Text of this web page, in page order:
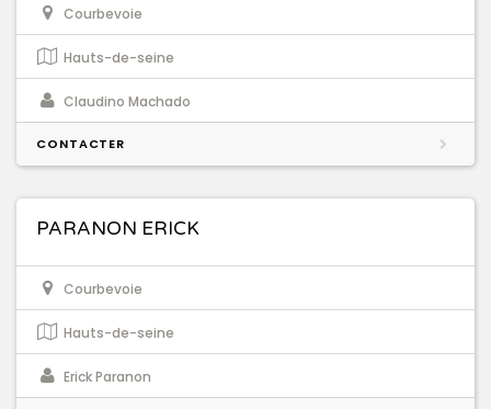
Courbevoie
Hauts-de-seine
Claudino Machado
CONTACTER
PARANON ERICK
Courbevoie
Hauts-de-seine
Erick Paranon